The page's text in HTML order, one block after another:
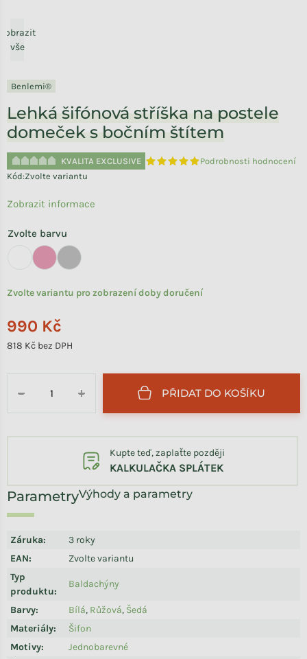
vše
Benlemi®
Lehká šifónová stříška na postele
domeček s bočním štítem
KVALITA EXCLUSIVE
Průměrné hodnocení produktu
Podrobnosti hodnocení
Kód:Zvolte variantu
990 Kč
818 Kč bez DPH
Zvolte variantu pro zobrazení doby doručení
Zvolte barvu
+
− PŘIDAT DO KOŠÍKU
Výhody a parametry
Záruka:
3 roky
EAN:
Zvolte variantu
Typ
produktu:
Baldachýny
Barvy: Bílá, Růžová, Šedá
Materiály:
Šifon
Motivy:
Jednobarevné
Kupte teď, zaplaťte později
KALKULAČKA SPLÁTEK
Zobrazit informace